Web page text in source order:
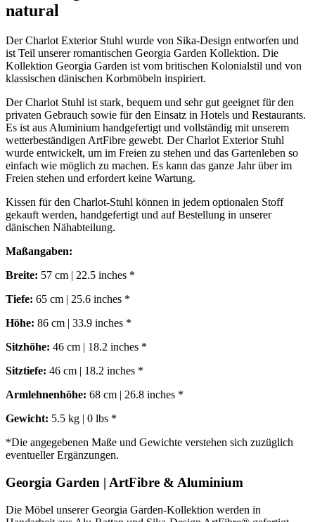
natural
Der Charlot Exterior Stuhl wurde von Sika-Design entworfen und
ist Teil unserer romantischen Georgia Garden Kollektion. Die
Kollektion Georgia Garden ist vom britischen Kolonialstil und von
klassischen dänischen Korbmöbeln inspiriert.
Der Charlot Stuhl ist stark, bequem und sehr gut geeignet für den
privaten Gebrauch sowie für den Einsatz in Hotels und Restaurants.
Es ist aus Aluminium handgefertigt und vollständig mit unserem
wetterbeständigen ArtFibre gewebt. Der Charlot Exterior Stuhl
wurde entwickelt, um im Freien zu stehen und das Gartenleben so
einfach wie möglich zu machen. Es kann das ganze Jahr über im
Freien stehen und erfordert keine Wartung.
Kissen für den Charlot-Stuhl können in jedem optionalen Stoff
gekauft werden, handgefertigt und auf Bestellung in unserer
dänischen Nähabteilung.
Maßangaben:
Breite: 57 cm | 22.5 inches *
Tiefe: 65 cm | 25.6 inches *
Höhe: 86 cm | 33.9 inches *
Sitzhöhe: 46 cm | 18.2 inches *
Sitztiefe: 46 cm | 18.2 inches *
Armlehnenhöhe: 68 cm | 26.8 inches *
Gewicht: 5.5 kg | 0 lbs *
*Die angegebenen Maße und Gewichte verstehen sich zuzüglich
eventueller Ergänzungen.
Georgia Garden | ArtFibre & Aluminium
Die Möbel unserer Georgia Garden-Kollektion werden in